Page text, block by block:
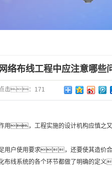
网络布线工程中应注意哪些
击： 171
作用，工程实施的设计机构应
用户使用要求，还要使其造
布线系统的各个环节都做了明确的定